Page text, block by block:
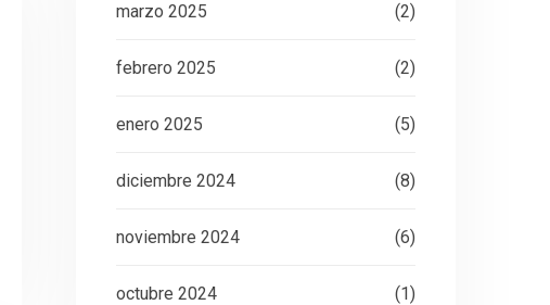
marzo 2025 (2)
febrero 2025 (2)
enero 2025 (5)
diciembre 2024 (8)
noviembre 2024 (6)
octubre 2024 (1)